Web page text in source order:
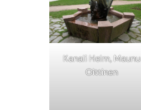
Kanali Helm, Maunu
Oittinen